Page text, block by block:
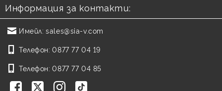
Информация за контакти:
Имейл: sales@sia-v.com
Телефон: 0877 77 04 19
Телефон: 0877 77 04 85